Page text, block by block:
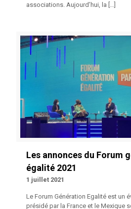
associations. Aujourd’hui, la […]
Les annonces du Forum
égalité 2021
1 juillet 2021
Le Forum Génération Egalité est un
présidé par la France et le Mexique